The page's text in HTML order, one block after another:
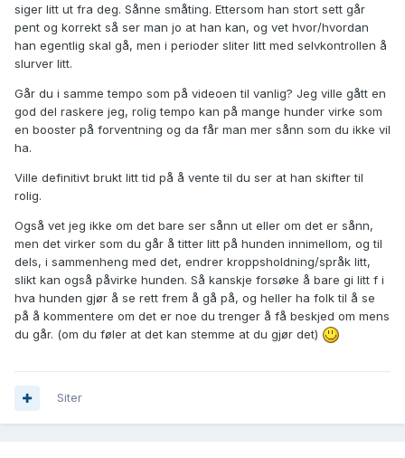
siger litt ut fra deg. Sånne småting. Ettersom han stort sett går
pent og korrekt så ser man jo at han kan, og vet hvor/hvordan
han egentlig skal gå, men i perioder sliter litt med selvkontrollen å
slurver litt.
Går du i samme tempo som på videoen til vanlig? Jeg ville gått en
god del raskere jeg, rolig tempo kan på mange hunder virke som
en booster på forventning og da får man mer sånn som du ikke vil
ha.
Ville definitivt brukt litt tid på å vente til du ser at han skifter til
rolig.
Også vet jeg ikke om det bare ser sånn ut eller om det er sånn,
men det virker som du går å titter litt på hunden innimellom, og til
dels, i sammenheng med det, endrer kroppsholdning/språk litt,
slikt kan også påvirke hunden. Så kanskje forsøke å bare gi litt f i
hva hunden gjør å se rett frem å gå på, og heller ha folk til å se
på å kommentere om det er noe du trenger å få beskjed om mens
du går. (om du føler at det kan stemme at du gjør det)
Siter